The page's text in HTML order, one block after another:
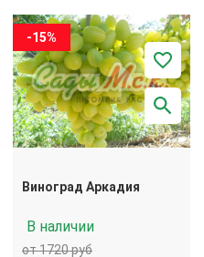
-15%
Виноград Аркадия
В наличии
от 1720 руб